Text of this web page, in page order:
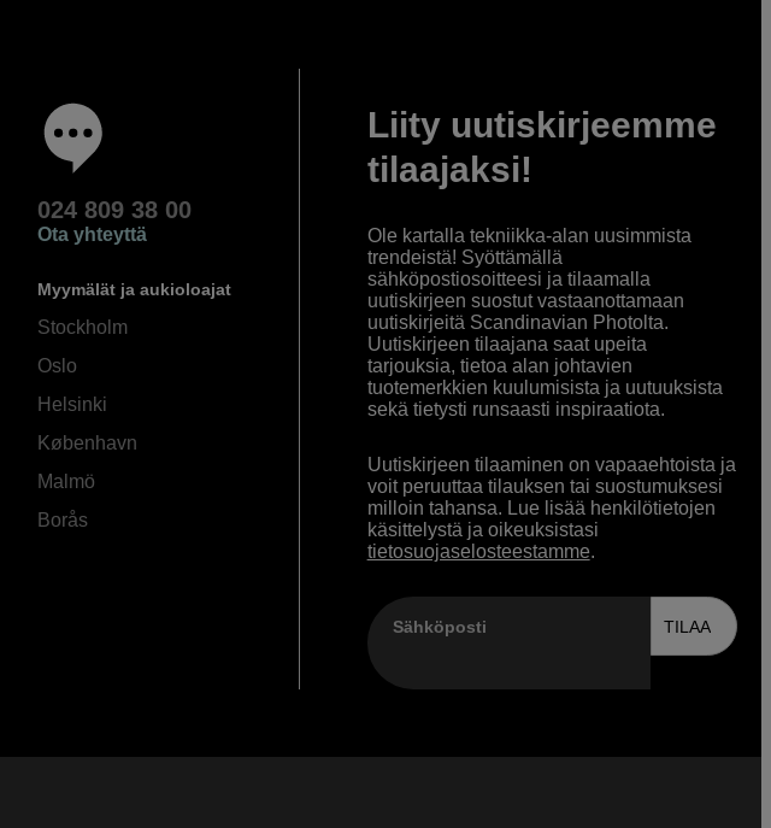
024 809 38 00
Ota yhteyttä
Myymälät ja aukioloajat
Stockholm
Oslo
Helsinki
København
Malmö
Borås
Liity uutiskirjeemme
tilaajaksi!
Ole kartalla tekniikka-alan uusimmista
trendeistä! Syöttämällä
sähköpostiosoitteesi ja tilaamalla
uutiskirjeen suostut vastaanottamaan
uutiskirjeitä Scandinavian Photolta.
Uutiskirjeen tilaajana saat upeita
tarjouksia, tietoa alan johtavien
tuotemerkkien kuulumisista ja uutuuksista
sekä tietysti runsaasti inspiraatiota.
Uutiskirjeen tilaaminen on vapaaehtoista ja
voit peruuttaa tilauksen tai suostumuksesi
milloin tahansa. Lue lisää henkilötietojen
käsittelystä ja oikeuksistasi
tietosuojaselosteestamme.
Sähköposti TILAA